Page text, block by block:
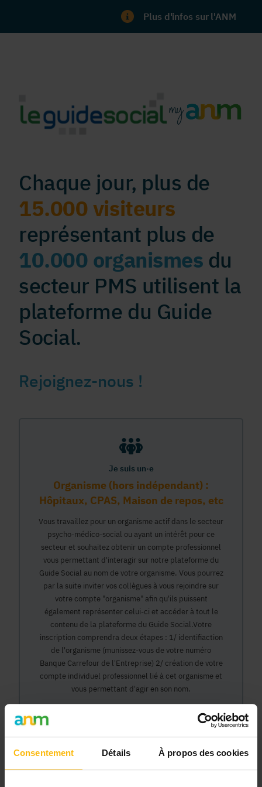
Consentement Détails À propos des cookies
Plus d'infos sur l'ANM
Chaque jour, plus de
15.000 visiteurs
représentant plus de
10.000 organismes du
secteur PMS utilisent la
plateforme du Guide
Social.
Rejoignez-nous !
Je suis un·e
Organisme (hors indépendant) :
Hôpitaux, CPAS, Maison de repos, etc
Vous travaillez pour un organisme actif dans le secteur
psycho-médico-social ou ayant un intérêt pour ce
secteur et souhaitez obtenir un compte professionnel
vous permettant d'interagir sur notre plateforme du
Guide Social au nom de votre organisme. Vous pourrez
par la suite inviter vos collègues à vous rejoindre sur
votre compte "organisme" afin qu'ils puissent
également représenter celui-ci et accéder à tout le
contenu de la plateforme du Guide Social.Votre
inscription comprendra deux étapes : 1/ identifiaction
de l'organisme (munissez-vous de votre numéro
Banque Carrefour de l'Entreprise) 2/ création de votre
compte individuel professionnel lié à cet organisme et
vous permettant d'agir en son nom.